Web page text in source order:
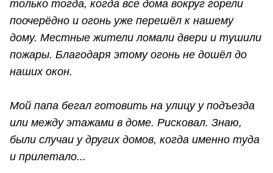
только тогда, когда все дома вокруг горели
поочерёдно и огонь уже перешёл к нашему
дому. Местные жители ломали двери и тушили
пожары. Благодаря этому огонь не дошёл до
наших окон.
Мой папа бегал готовить на улицу у подъезда
или между этажами в доме. Рисковал. Знаю,
были случаи у других домов, когда именно туда
и прилетало...